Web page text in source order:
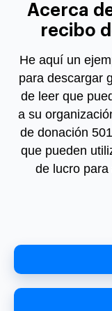
Acerca
recibo
He aquí un
para descargar
de leer que
a su
de donación
que pueden
de lucro